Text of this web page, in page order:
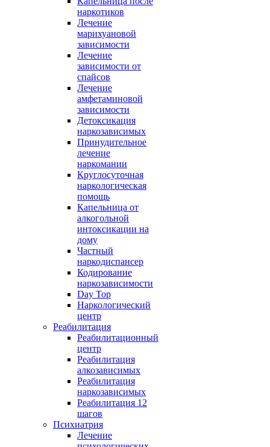
наркотиков
Лечение
марихуановой
зависимости
Лечение
зависимости от
спайсов
Лечение
амфетаминовой
зависимости
Детоксикация
наркозависимых
Принудительное
лечение
наркомании
Круглосуточная
наркологическая
помощь
Капельница от
алкогольной
интоксикации на
дому
Частный
наркодиспансер
Кодирование
наркозависимости
Day Top
Наркологический
центр
Реабилитация
Реабилитационный
центр
Реабилитация
алкозависимых
Реабилитация
наркозависимых
Реабилитация 12
шагов
Психиатрия
Лечение